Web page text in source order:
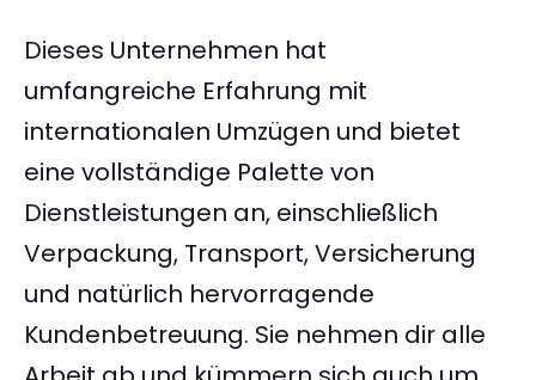
Dieses Unternehmen hat
umfangreiche Erfahrung mit
internationalen Umzügen und bietet
eine vollständige Palette von
Dienstleistungen an, einschließlich
Verpackung, Transport, Versicherung
und natürlich hervorragende
Kundenbetreuung. Sie nehmen dir alle